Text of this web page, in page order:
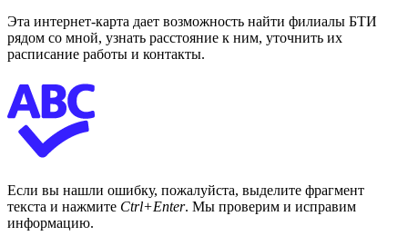
Эта интернет-карта дает возможность найти филиалы БТИ
рядом со мной, узнать расстояние к ним, уточнить их
расписание работы и контакты.
Если вы нашли ошибку, пожалуйста, выделите фрагмент
текста и нажмите Ctrl+Enter. Мы проверим и исправим
информацию.